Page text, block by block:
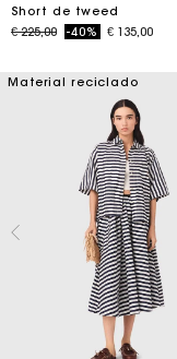
Short de tweed
Price reduced from
€ 225,00to-40% € 135,00
Material reciclado